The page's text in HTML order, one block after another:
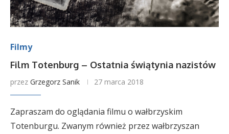
Filmy
Film Totenburg – Ostatnia świątynia nazistów
przez Grzegorz Sanik 27 marca 2018
Zapraszam do oglądania filmu o wałbrzyskim
Totenburgu. Zwanym również przez wałbrzyszan